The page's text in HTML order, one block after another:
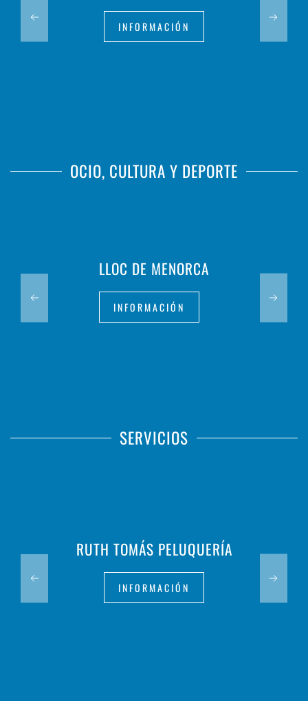
INFORMACIÓN
OCIO, CULTURA Y DEPORTE
LLOC DE MENORCA
INFORMACIÓN
SERVICIOS
RUTH TOMÁS PELUQUERÍA
INFORMACIÓN